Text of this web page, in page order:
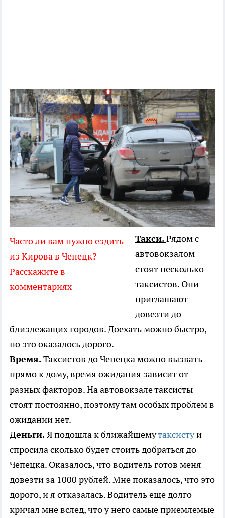
Часто ли вам нужно ездить
из Кирова в Чепецк?
Расскажите в
комментариях
Такси.Рядом с
автовокзалом
стоят несколько
таксистов. Они
приглашают
довезти до
близлежащих городов. Доехать можно быстро,
но это оказалось дорого.
Время.Таксистов до Чепецка можно вызвать
прямо к дому, время ожидания зависит от
разных факторов. На автовокзале таксисты
стоят постоянно, поэтому там особых проблем в
ожидании нет.
Деньги.Я подошла к ближайшемутаксистуи
спросила сколько будет стоить добраться до
Чепецка. Оказалось, что водитель готов меня
довезти за 1000 рублей. Мне показалось, что это
дорого, и я отказалась. Водитель еще долго
кричал мне вслед, что у него самые приемлемые